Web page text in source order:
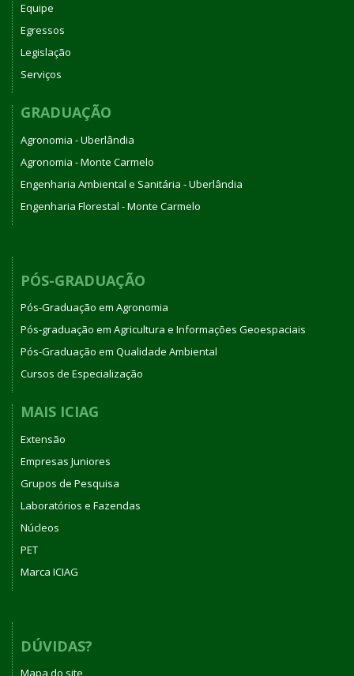
Equipe
Egressos
Legislação
Serviços
GRADUAÇÃO
Agronomia - Uberlândia
Agronomia - Monte Carmelo
Engenharia Ambiental e Sanitária - Uberlândia
Engenharia Florestal - Monte Carmelo
PÓS-GRADUAÇÃO
Pós-Graduação em Agronomia
Pós-graduação em Agricultura e Informações Geoespaciais
Pós-Graduação em Qualidade Ambiental
Cursos de Especialização
MAIS ICIAG
Extensão
Empresas Juniores
Grupos de Pesquisa
Laboratórios e Fazendas
Núcleos
PET
Marca ICIAG
DÚVIDAS?
Mapa do site